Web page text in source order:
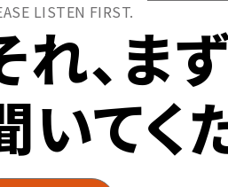
LISTEN FIRST.
れ、ま
いてく